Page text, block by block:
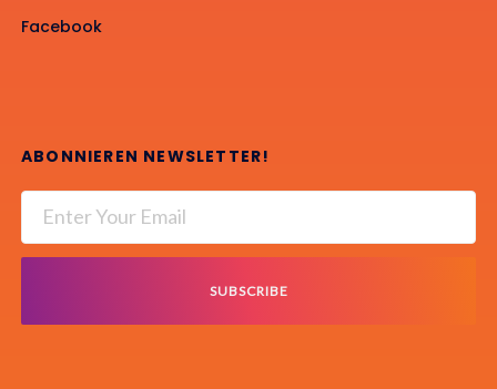
Facebook
ABONNIEREN NEWSLETTER!
SUBSCRIBE